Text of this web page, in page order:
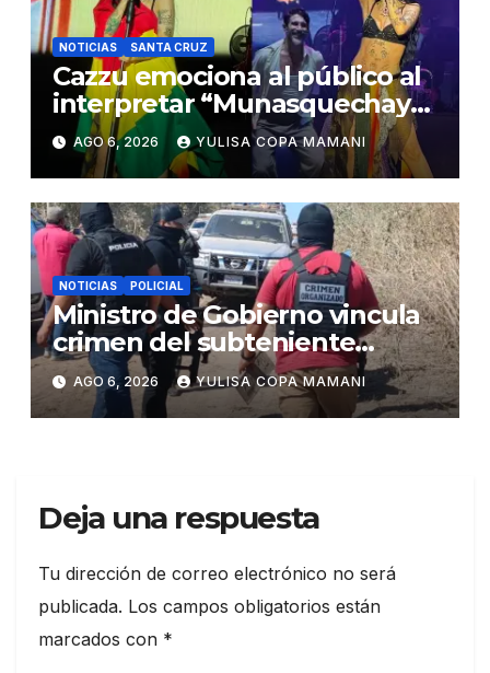
NOTICIAS SANTA CRUZ
Cazzu emociona al público al
interpretar “Munasquechay”
en su concierto en Santa Cruz
AGO 6, 2026 YULISA COPA MAMANI
NOTICIAS POLICIAL
Ministro de Gobierno vincula
crimen del subteniente
Salazar con la red de
Sebastián Marset
AGO 6, 2026 YULISA COPA MAMANI
Deja una respuesta
Tu dirección de correo electrónico no será
publicada. Los campos obligatorios están
marcados con *